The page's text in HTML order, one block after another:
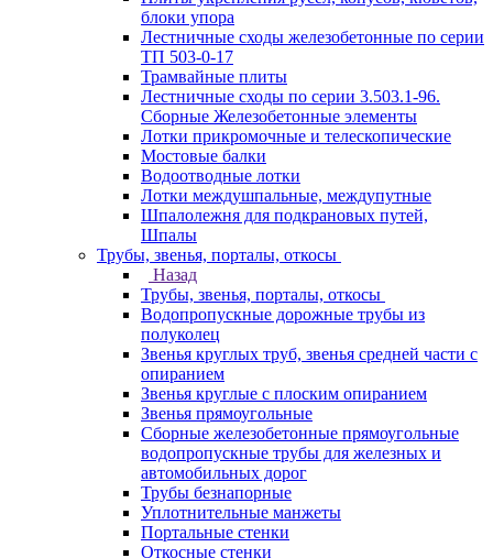
блоки упора
Лестничные сходы железобетонные по серии
ТП 503-0-17
Трамвайные плиты
Лестничные сходы по серии 3.503.1-96.
Сборные Железобетонные элементы
Лотки прикромочные и телескопические
Мостовые балки
Водоотводные лотки
Лотки междушпальные, междупутные
Шпалолежня для подкрановых путей,
Шпалы
Трубы, звенья, порталы, откосы
Назад
Трубы, звенья, порталы, откосы
Водопропускные дорожные трубы из
полуколец
Звенья круглых труб, звенья средней части с
опиранием
Звенья круглые с плоским опиранием
Звенья прямоугольные
Сборные железобетонные прямоугольные
водопропускные трубы для железных и
автомобильных дорог
Трубы безнапорные
Уплотнительные манжеты
Портальные стенки
Откосные стенки